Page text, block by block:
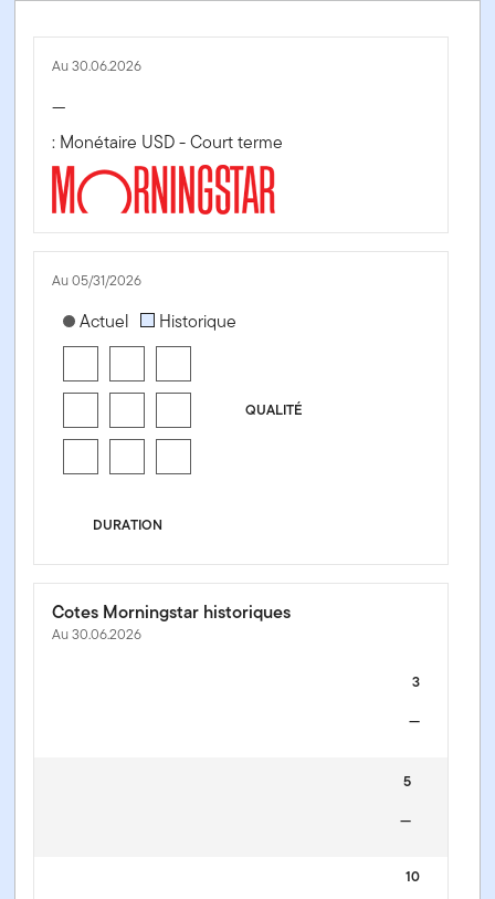
Au 30.06.2026
—
: Monétaire USD - Court terme
Au 05/31/2026
[products.morningstar-stylebox-title-sr-fixed]
Actuel Historique
QUALITÉ
DURATION
Cotes Morningstar historiques
Au 30.06.2026
3
—
5
—
10